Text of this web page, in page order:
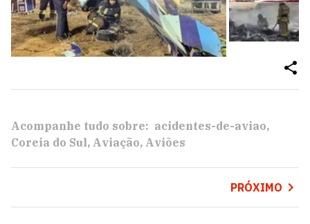
Acompanhe tudo sobre: acidentes-de-aviao
Coreia do Sul Aviação Aviões
PRÓXIMO